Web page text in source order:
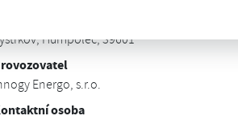
Humpolec, 39601
Energo, s.r.o.
osoba